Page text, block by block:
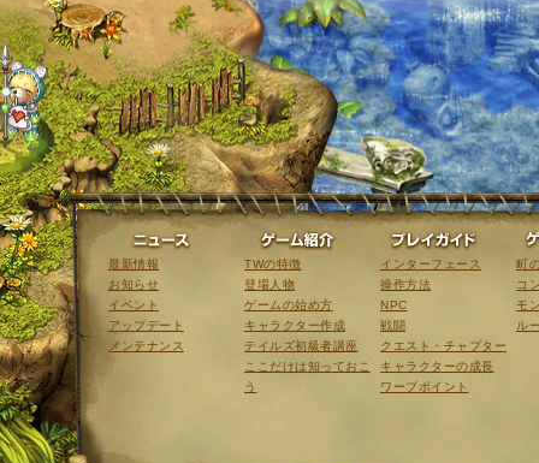
ニュース
最新情報
お知らせ
イベント
アップデート
メンテナンス
ゲーム紹介
TWの特徴
登場人物
ゲームの始め方
キャラクター作成
テイルズ初級者講座
ここだけは知っておこ
う
インターフェース
操作方法
NPC
戦闘
クエスト・チャプター
キャラクターの成長
ワープポイント
町
コ
モ
ル